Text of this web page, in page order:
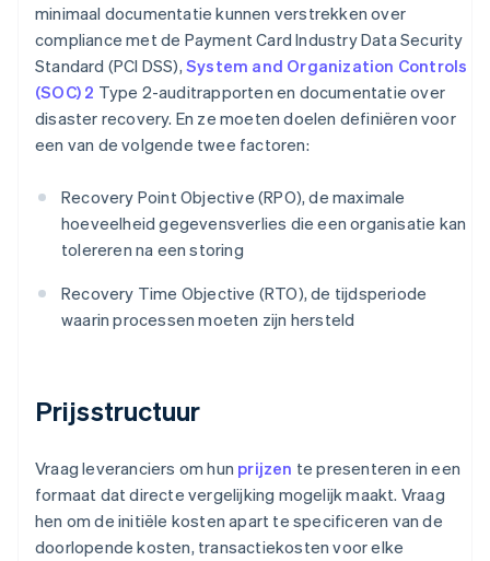
minimaal documentatie kunnen verstrekken over
compliance met de Payment Card Industry Data Security
Standard (PCI DSS), System and Organization Controls
(SOC) 2 Type 2-auditrapporten en documentatie over
disaster recovery. En ze moeten doelen definiëren voor
een van de volgende twee factoren:
Recovery Point Objective (RPO), de maximale
hoeveelheid gegevensverlies die een organisatie kan
tolereren na een storing
Recovery Time Objective (RTO), de tijdsperiode
waarin processen moeten zijn hersteld
Prijsstructuur
Vraag leveranciers om hun prijzen te presenteren in een
formaat dat directe vergelijking mogelijk maakt. Vraag
hen om de initiële kosten apart te specificeren van de
doorlopende kosten, transactiekosten voor elke